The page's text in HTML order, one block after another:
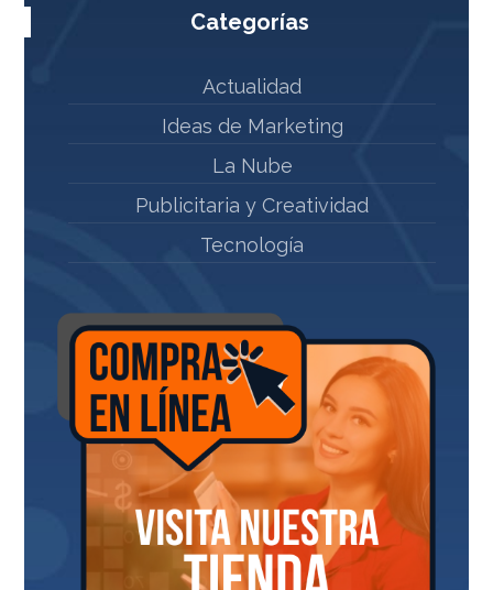
Categorías
Actualidad
Ideas de Marketing
La Nube
Publicitaria y Creatividad
Tecnología